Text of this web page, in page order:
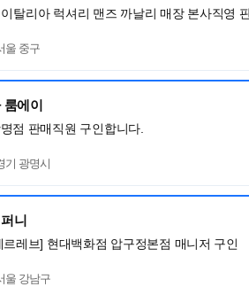
탈리아 럭셔리 맨즈 까날리 매장 본사직영
울 중구
룸에이
점 판매직원 구인합니다.
기 광명시
니
르레브] 현대백화점 압구정본점 매니저 구인
울 강남구